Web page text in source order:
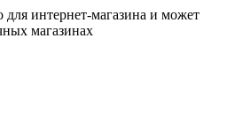
для интернет-магазина и может
магазинах